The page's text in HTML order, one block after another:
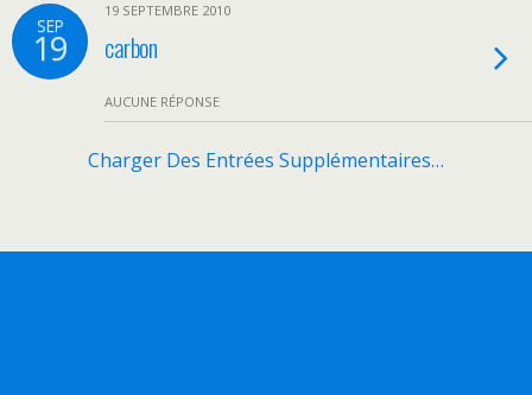
SEP
19
19 SEPTEMBRE 2010
carbon
AUCUNE RÉPONSE
Charger Des Entrées Supplémentaires…